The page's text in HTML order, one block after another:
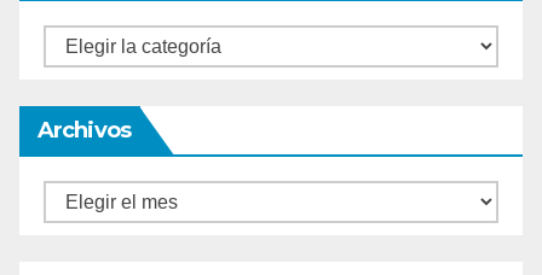
Categorías
Archivos
Archivos